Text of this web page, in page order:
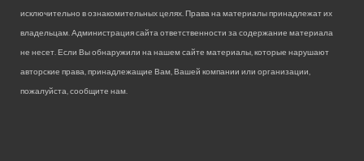
исключительно в ознакомительных целях. Права на материалы принадлежат их
владельцам. Администрация сайта ответственности за содержание материала
не несет. Если Вы обнаружили на нашем сайте материалы, которые нарушают
авторские права, принадлежащие Вам, Вашей компании или организации,
пожалуйста, сообщите нам.